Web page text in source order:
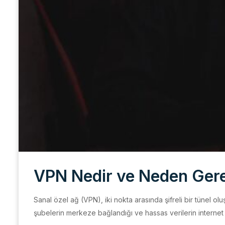
VPN Nedir ve Neden
Sanal özel ağ (VPN), iki nokta arasında şifreli bir tünel
şubelerin merkeze bağlandığı ve hassas verilerin internet